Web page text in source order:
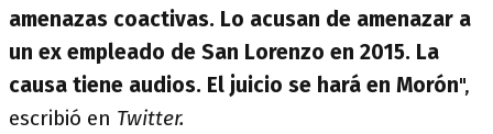
amenazas coactivas. Lo acusan de amenazar a
un ex empleado de San Lorenzo en 2015. La
causa tiene audios. El juicio se hará en Morón",
escribió en Twitter.